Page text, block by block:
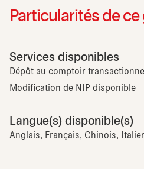
Particularités de
Services disponibles
Dépôt au comptoir transactionnel
Modification de NIP disponible
Langue(s) disponible(s)
Anglais, Français, Chinois,